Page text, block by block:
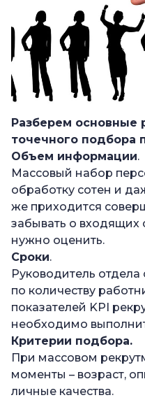
Разберем основные
точечного подбора
Объем информации.
Массовый набор
обработку сотен и
же приходится
забывать о входящих
нужно оценить.
Сроки.
Руководитель отдела
по количеству
показателей KPI
необходимо
Критерии подбора.
При массовом
моменты – возраст,
личные качества.